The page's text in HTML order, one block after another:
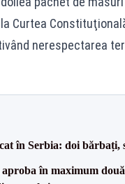
Curtea
nerespectarea
în Serbia: doi bărbați,
în maximum